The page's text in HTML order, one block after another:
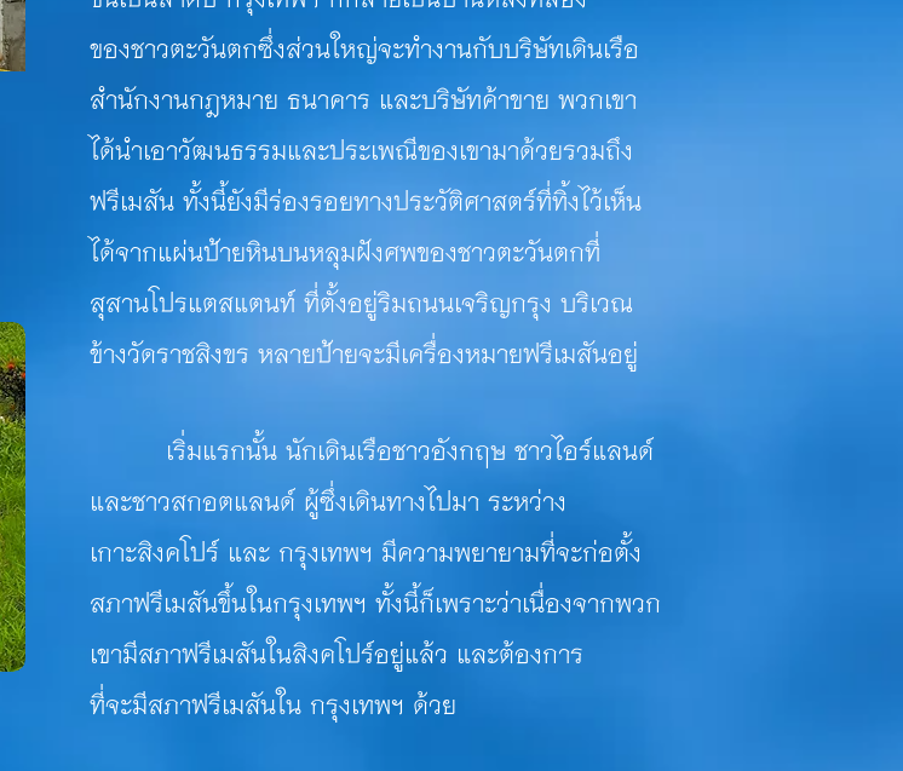
ของชาวตะวันตกซึ่งส่วนใหญ่จะทำงานกับบริษัทเดินเรือ
สำนักงานกฎหมาย ธนาคาร และบริษัทค้าขายพวกเขา
ได้นำเอาวัฒนธรรมและประเพณีของเขามาด้วยรวมถึง
ฟรีเมสัน ทั้งนี้ยังมีร่องรอยทางประวัติศาสตร์ที่ทิ้งไว้เห็น
ได้จากแผ่นป้ายหินบนหลุมฝังศพของชาวตะวันตกที่
สุสานโปรแตสแตนท์ ที่ตั้งอยู่ริมถนนเจริญกรุง บริเวณ
ข้างวัดราชสิงขร หลายป้ายจะมีเครื่องหมายฟรีเมสันอยู่
เริ่มแรกนั้น นักเดินเรือชาวอังกฤษชาวไอร์แลนด์
และชาวสกอตแลนด์ ผู้ซึ่งเดินทางไปมา ระหว่าง
เกาะสิงคโปร์ และ กรุงเทพฯ มีความพยายามที่จะก่อตั้ง
สภาฟรีเมสันขึ้นในกรุงเทพฯ ทั้งนี้ก็เพราะว่าเนื่องจากพวก
เขามีสภาฟรีเมสันในสิงคโปร์อยู่แล้ว และต้องการ
ที่จะมีสภาฟรีเมสันใน กรุงเทพฯ ด้วย